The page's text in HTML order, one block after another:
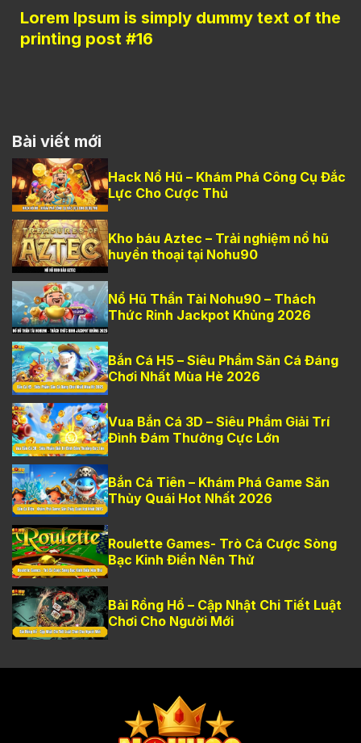
Lorem Ipsum is simply dummy text of the
printing post #16
Bài viết mới
Hack Nổ Hũ – Khám Phá Công Cụ Đắc
Lực Cho Cược Thủ
Kho báu Aztec – Trải nghiệm nổ hũ
huyền thoại tại Nohu90
Nổ Hũ Thần Tài Nohu90 – Thách
Thức Rinh Jackpot Khủng 2026
Bắn Cá H5 – Siêu Phẩm Săn Cá Đáng
Chơi Nhất Mùa Hè 2026
Vua Bắn Cá 3D – Siêu Phẩm Giải Trí
Đình Đám Thưởng Cực Lớn
Bắn Cá Tiên – Khám Phá Game Săn
Thủy Quái Hot Nhất 2026
Roulette Games- Trò Cá Cược Sòng
Bạc Kinh Điển Nên Thử
Bài Rồng Hổ – Cập Nhật Chi Tiết Luật
Chơi Cho Người Mới